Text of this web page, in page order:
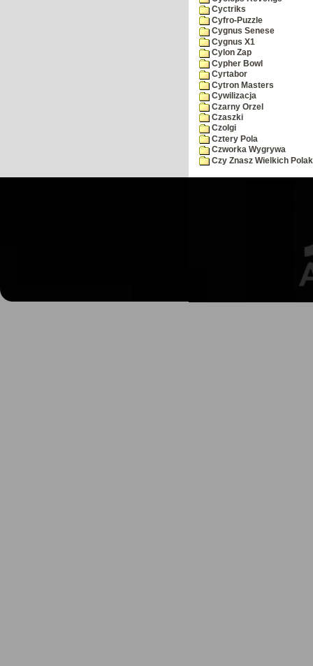
Cyctriks
Cyfro-Puzzle
Cygnus Senese
Cygnus X1
Cylon Zap
Cypher Bowl
Cyrtabor
Cytron Masters
Cywilizacja
Czarny Orzel
Czaszki
Czolgi
Cztery Pola
Czworka Wygrywa
Czy Znasz Wielkich